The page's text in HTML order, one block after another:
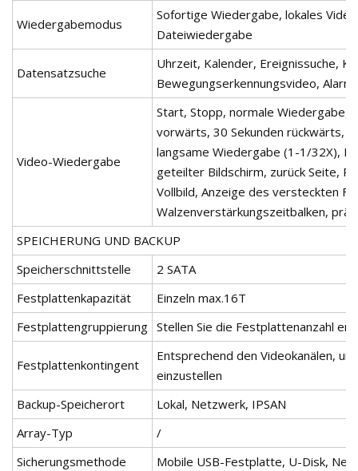
Wiedergabemodus
Sofortige Wiedergabe, lokales
Dateiwiedergabe
Datensatzsuche
Uhrzeit, Kalender, Ereignissuche,
Bewegungserkennungsvideo,
Video-Wiedergabe
Start, Stopp, normale Wiedergabe,
vorwärts, 30 Sekunden rückwärts,
langsame Wiedergabe (1-1/32X),
geteilter Bildschirm, zurück Seite,
Vollbild, Anzeige des versteckten
Walzenverstärkungszeitbalken,
SPEICHERUNG UND BACKUP
Speicherschnittstelle
2 SATA
Festplattenkapazität
Einzeln max.16T
Festplattengruppierung Stellen Sie die Festplattenanzahl
Festplattenkontingent
Entsprechend den Videokanälen,
einzustellen
Backup-Speicherort
Lokal, Netzwerk, IPSAN
Array-Typ
/
Sicherungsmethode
Mobile USB-Festplatte, U-Disk,